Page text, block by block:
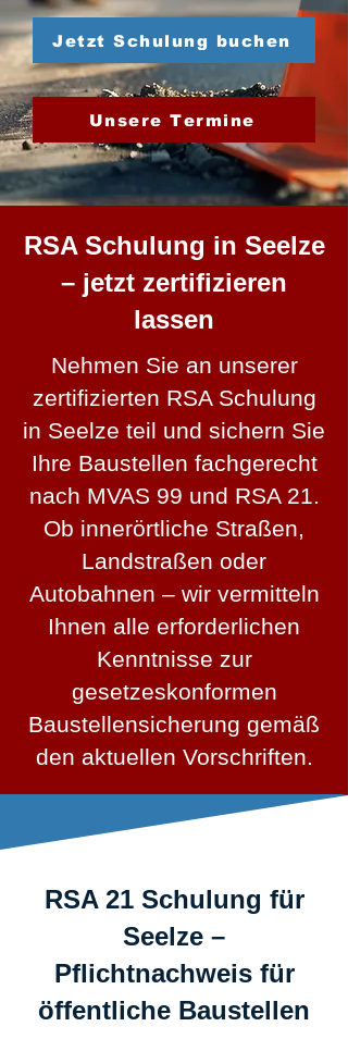
Jetzt Schulung buchen
Unsere Termine
RSA Schulung in Seelze
– jetzt zertifizieren
lassen
Nehmen Sie an unserer
zertifizierten RSA Schulung
in Seelze teil und sichern Sie
Ihre Baustellen fachgerecht
nach MVAS 99 und RSA 21.
Ob innerörtliche Straßen,
Landstraßen oder
Autobahnen – wir vermitteln
Ihnen alle erforderlichen
Kenntnisse zur
gesetzeskonformen
Baustellensicherung gemäß
den aktuellen Vorschriften.
RSA 21 Schulung für
Seelze –
Pflichtnachweis für
öffentliche Baustellen​